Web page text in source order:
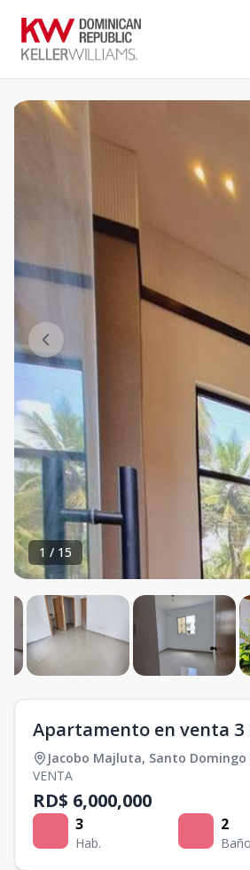
1 / 15
Apartamento en venta 3
Jacobo Majluta, Santo
VENTA
RD$ 6,000,000
3
Hab.
2